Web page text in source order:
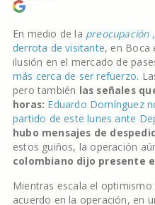
En medio de la preocupación
derrota de visitante, en Boca
ilusión en el mercado de
más cerca de ser refuerzo.
pero también las señales
horas: Eduardo Domínguez
partido de este lunes ante
hubo mensajes de
estos guiños, la operación
colombiano dijo presente
Mientras escala el
acuerdo en la operación, en